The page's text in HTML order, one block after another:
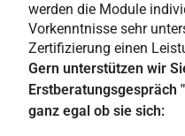
werden die Module
Vorkenntnisse sehr
Zertifizierung einen
Gern unterstützen wir
Erstberatungsgespräch
ganz egal ob sie sich: